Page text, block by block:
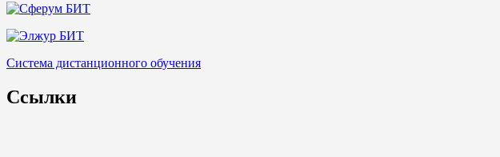
Система дистанционного обучения
Ссылки